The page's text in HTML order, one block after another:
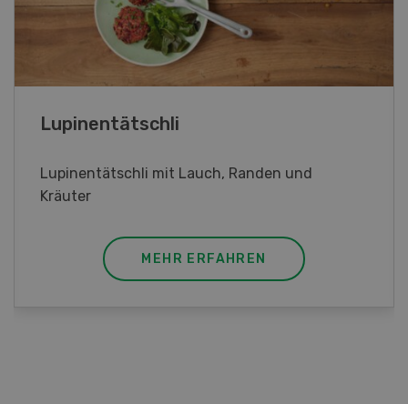
Frühlingsrollen
Frühlingsrollen mit Poulet
MEHR ERFAHREN